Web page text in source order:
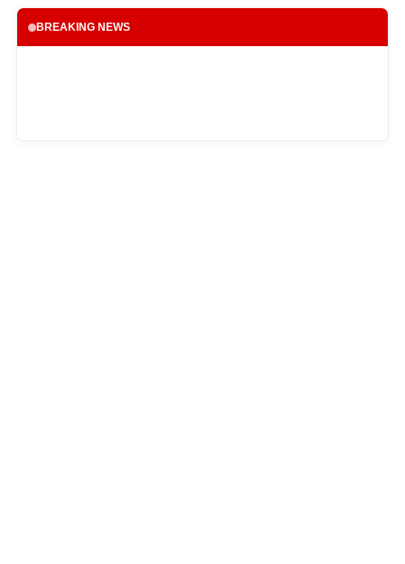
BREAKING NEWS